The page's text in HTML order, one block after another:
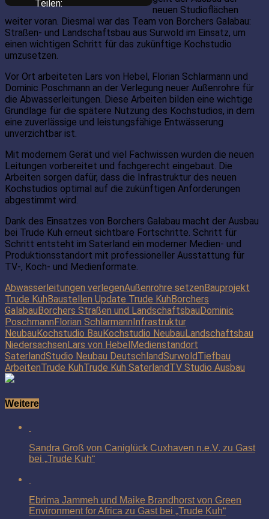
Teilen:
neuen Studioflächen
weiter voran. Diesmal war das Team von Borchers Galabau:
Straßen- und Landschaftsbau aus Surwold im Einsatz, um
einen wichtigen Schritt für das zukünftige Kochstudio
umzusetzen.
Vor Ort arbeiteten Lars von Hebel, Florian Schlarmann und
Dominic Poschmann an der Verlegung neuer Außenrohre für
die Abwasserleitungen. Diese Arbeiten bilden eine wichtige
Grundlage für die spätere Nutzung des Kochstudios, in dem
eine zuverlässige und leistungsfähige Entwässerung
unverzichtbar ist.
Mit modernem Gerät und viel Fachwissen wurden die neuen
Leitungen vorbereitet und fachgerecht eingebaut. Die
Arbeiten sorgen dafür, dass die Infrastruktur des neuen
Kochstudios optimal auf die zukünftigen Anforderungen
abgestimmt wird.
Dank des Einsatzes von Borchers Galabau macht der Ausbau
bei Trude Kuh erneut sichtbare Fortschritte. Schritt für
Schritt entsteht im Saterland ein moderner Medien- und
Produktionsstandort mit professioneller Ausstattung für
TV-, Koch- und Medienformate.
Abwasserleitungen verlegenAußenrohre setzenBauprojekt
Trude KuhBaustellen Update Trude KuhBorchers
GalabauBorchers Straßen und LandschaftsbauDominic
PoschmannFlorian SchlarmannInfrastruktur
NeubauKochstudio BauKochstudio NeubauLandschaftsbau
NiedersachsenLars von HebelMedienstandort
SaterlandStudio Neubau DeutschlandSurwoldTiefbau
ArbeitenTrude KuhTrude Kuh SaterlandTV Studio Ausbau
Weitere
Sandra Groß von Caniglück Cuxhaven n.e.V. zu Gast
bei „Trude Kuh“
Ebrima Jammeh und Maike Brandhorst von Green
Environment for Africa zu Gast bei „Trude Kuh“